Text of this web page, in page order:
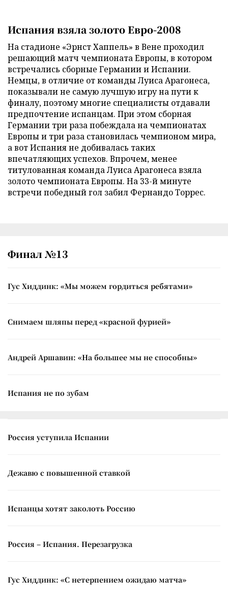
Испания взяла золото Евро-2008
На стадионе «Эрнст Хаппель» в Вене проходил
решающий матч чемпионата Европы, в котором
встречались сборные Германии и Испании.
Немцы, в отличие от команды Луиса Арагонеса,
показывали не самую лучшую игру на пути к
финалу, поэтому многие специалисты отдавали
предпочтение испанцам. При этом сборная
Германии три раза побеждала на чемпионатах
Европы и три раза становилась чемпионом мира,
а вот Испания не добивалась таких
впечатляющих успехов. Впрочем, менее
титулованная команда Луиса Арагонеса взяла
золото чемпионата Европы. На 33-й минуте
встречи победный гол забил Фернандо Торрес.
Финал №13
Гус Хиддинк: «Мы можем гордиться ребятами»
Снимаем шляпы перед «красной фурией»
Андрей Аршавин: «На большее мы не способны»
Испания не по зубам
Россия уступила Испании
Дежавю с повышенной ставкой
Испанцы хотят заколоть Россию
Россия – Испания. Перезагрузка
Гус Хиддинк: «С нетерпением ожидаю матча»